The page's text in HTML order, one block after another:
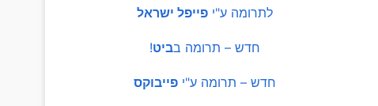
לתרומה ע"י פייפל ישראל
חדש – תרומה בביט!
חדש – תרומה ע"י פייבוקס